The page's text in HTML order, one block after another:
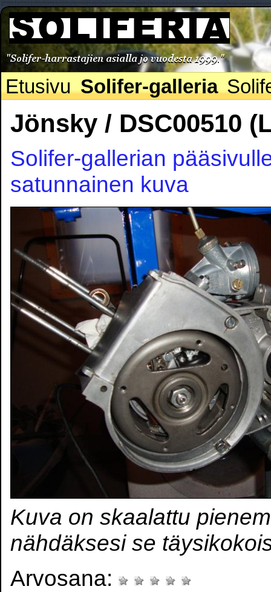
Etusivu Solifer-galleria
Jönsky / DSC00510
Solifer-gallerian
satunnainen kuva
Kuva on skaalattu
nähdäksesi se
Arvosana: